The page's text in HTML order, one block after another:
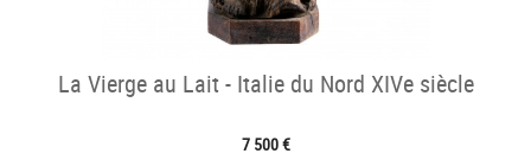
La Vierge au Lait - Italie du Nord XIVe siècle
7 500 €